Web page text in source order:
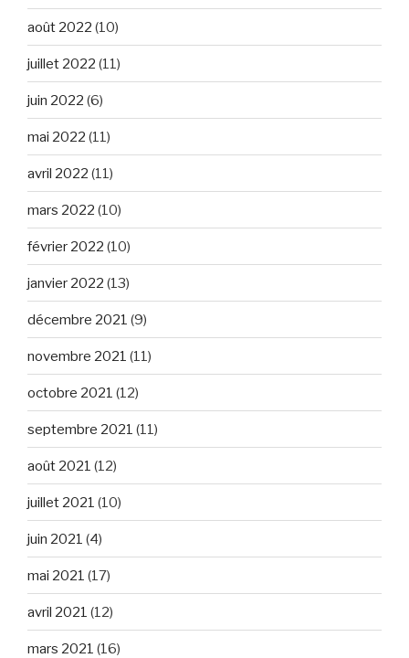
août 2022 (10)
juillet 2022 (11)
juin 2022 (6)
mai 2022 (11)
avril 2022 (11)
mars 2022 (10)
février 2022 (10)
janvier 2022 (13)
décembre 2021 (9)
novembre 2021 (11)
octobre 2021 (12)
septembre 2021 (11)
août 2021 (12)
juillet 2021 (10)
juin 2021 (4)
mai 2021 (17)
avril 2021 (12)
mars 2021 (16)